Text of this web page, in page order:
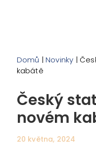
Domů |Novinky |
kabátě
Český
novém
20 května, 2024